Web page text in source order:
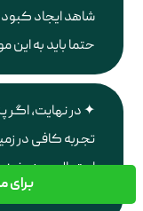
شاهد ایجاد
حتما باید به
در نهایت،
تجربه کافی در
احتمال بروز
خواهد داشت.
برای